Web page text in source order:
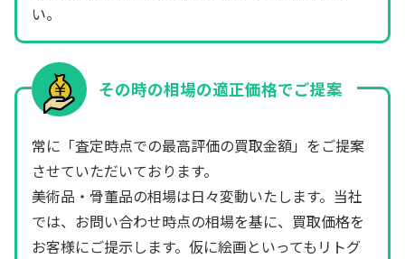
い。
その時の相場の適正価格でご提案
常に「査定時点での最高評価の買取金額」をご提案
させていただいております。
美術品・骨董品の相場は日々変動いたします。当社
では、お問い合わせ時点の相場を基に、買取価格を
お客様にご提示します。仮に絵画といってもリトグ